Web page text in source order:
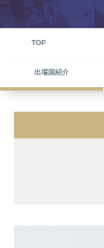
TOP
出場国紹介